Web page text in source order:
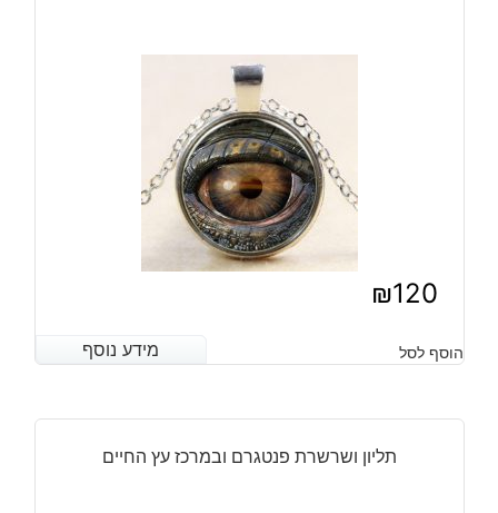
₪120
מידע נוסף הוסף לסל מידע נוסף
תליון ושרשרת פנטגרם ובמרכז עץ החיים